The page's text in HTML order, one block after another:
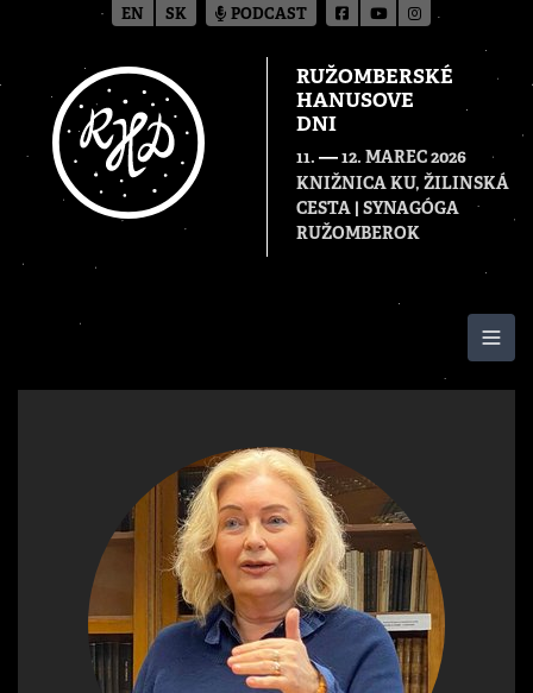
RUŽOMBERSKÉ
HANUSOVE
DNI
11. — 12. MAREC 2026
KNIŽNICA KU, ŽILINSKÁ
CESTA | SYNAGÓGA
RUŽOMBEROK
EN SK PODCAST